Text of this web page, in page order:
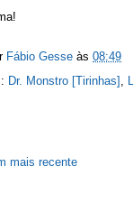
Fábio Gesse às 08:49
Dr. Monstro [Tirinhas]
mais recente